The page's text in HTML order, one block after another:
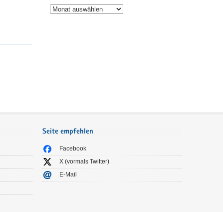
Archiv
Seite empfehlen
Facebook
X (vormals Twitter)
E-Mail